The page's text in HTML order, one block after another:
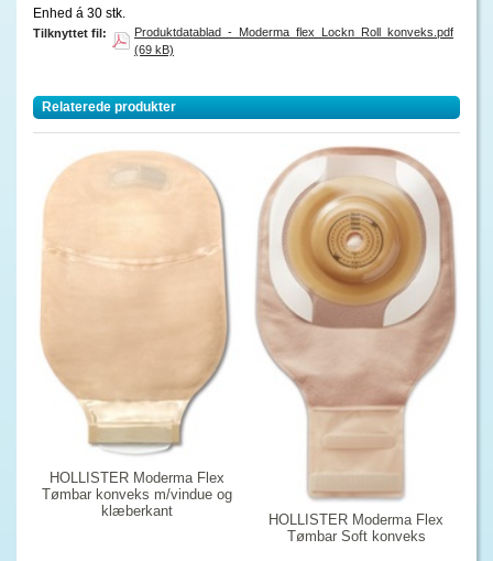
Enhed á 30 stk.
Tilknyttet fil:
Produktdatablad_-_Moderma_flex_Lockn_Roll_konveks.pdf
(69 kB)
Relaterede produkter
HOLLISTER Moderma Flex
Tømbar konveks m/vindue og
klæberkant
HOLLISTER Moderma Flex
Tømbar Soft konveks